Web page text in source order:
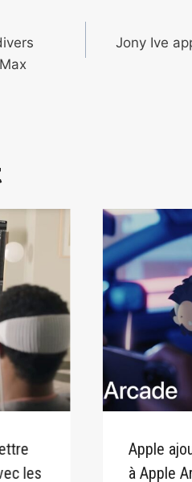
Jony Ive
les
Apple
à Apple